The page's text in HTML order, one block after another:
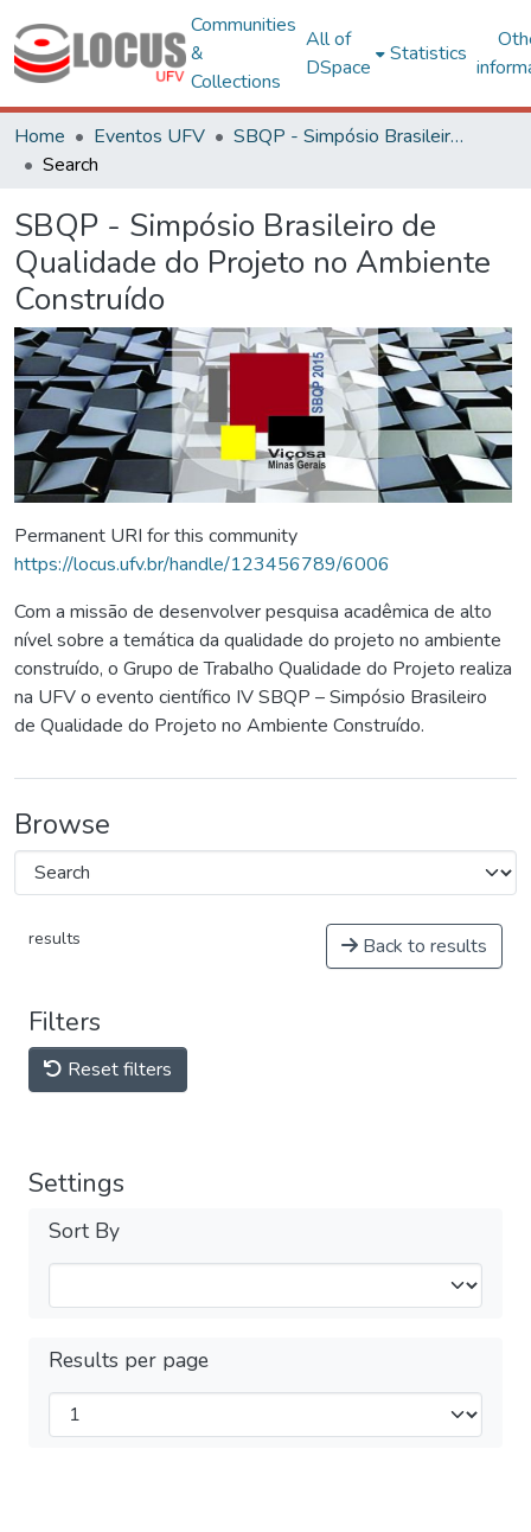
Communities
&
Collections
All of
DSpace
Statistics
Home Eventos UFV
SBQP - Simpósio Brasileiro de Qualidade do Projeto no Ambiente Construído
Search
SBQP - Simpósio Brasileiro de
Qualidade do Projeto no Ambiente
Construído
Permanent URI for this community
https://locus.ufv.br/handle/123456789/6006
Com a missão de desenvolver pesquisa acadêmica de alto
nível sobre a temática da qualidade do projeto no ambiente
construído, o Grupo de Trabalho Qualidade do Projeto realiza
na UFV o evento científico IV SBQP – Simpósio Brasileiro
de Qualidade do Projeto no Ambiente Construído.
Browse
results Back to results
Filters
Reset filters
Settings
Sort By
Results per page